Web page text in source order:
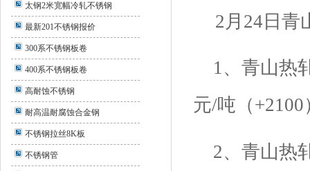
太钢2米宽幅冷轧不锈钢
最新201不锈钢报价
300系不锈钢板卷
400系不锈钢板卷
高耐蚀不锈钢
耐高温耐腐蚀合金钢
不锈钢拉丝8K板
不锈钢管
2 月 24 日青
1、青山热
元/吨（+2100
2、青山热